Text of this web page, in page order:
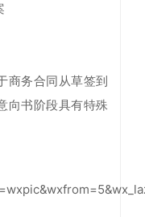
商务合同从草签到
向书阶段具有特殊